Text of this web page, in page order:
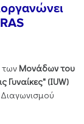
των Μονάδων του
Γυναίκες" (IUW)
Διαγωνισμού